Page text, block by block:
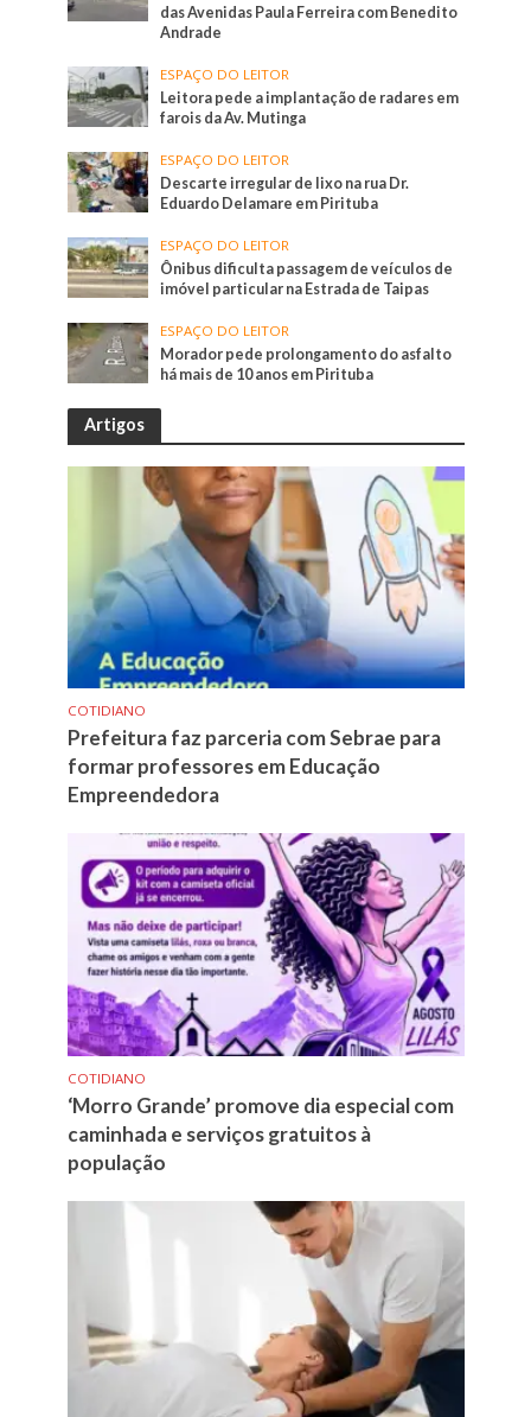
das Avenidas Paula Ferreira com Benedito
Andrade
ESPAÇO DO LEITOR
Leitora pede a implantação de radares em
farois da Av. Mutinga
ESPAÇO DO LEITOR
Descarte irregular de lixo na rua Dr.
Eduardo Delamare em Pirituba
ESPAÇO DO LEITOR
Ônibus dificulta passagem de veículos de
imóvel particular na Estrada de Taipas
ESPAÇO DO LEITOR
Morador pede prolongamento do asfalto
há mais de 10 anos em Pirituba
Artigos
COTIDIANO
Prefeitura faz parceria com Sebrae para
formar professores em Educação
Empreendedora
COTIDIANO
‘Morro Grande’ promove dia especial com
caminhada e serviços gratuitos à
população